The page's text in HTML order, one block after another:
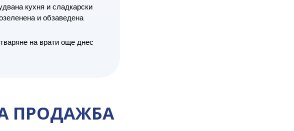
кухня и сладкарски
и обзаведена
на врати още днес
ПРОДАЖБА